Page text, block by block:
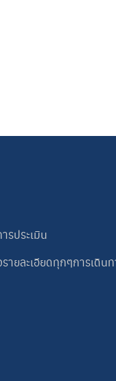
รประเมิน
ายละเอียดทุกๆการเดิ